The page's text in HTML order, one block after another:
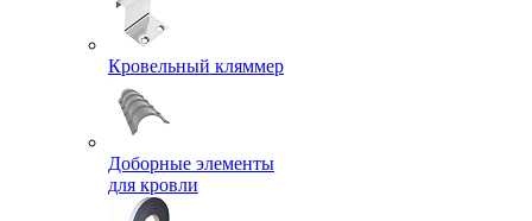
Кровельный кляммер
Доборные элементы
для кровли